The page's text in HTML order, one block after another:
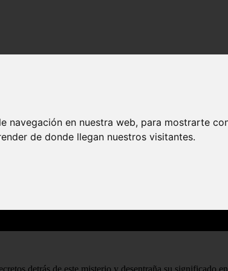
en nuestra web, para mostrarte
de donde llegan nuestros visitantes.
detrás de este misterio y desentraña su significado